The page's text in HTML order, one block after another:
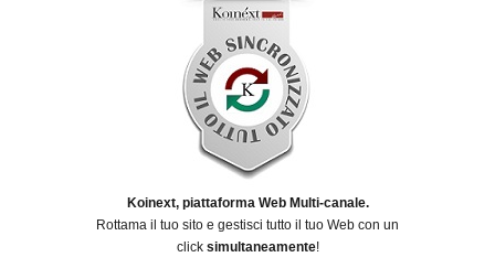
Koinext, piattaforma Web Multi-canale.
Rottama il tuo sito e gestisci tutto il tuo Web con un
click simultaneamente!